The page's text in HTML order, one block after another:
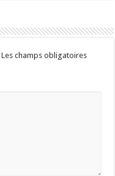
Les champs obligatoires